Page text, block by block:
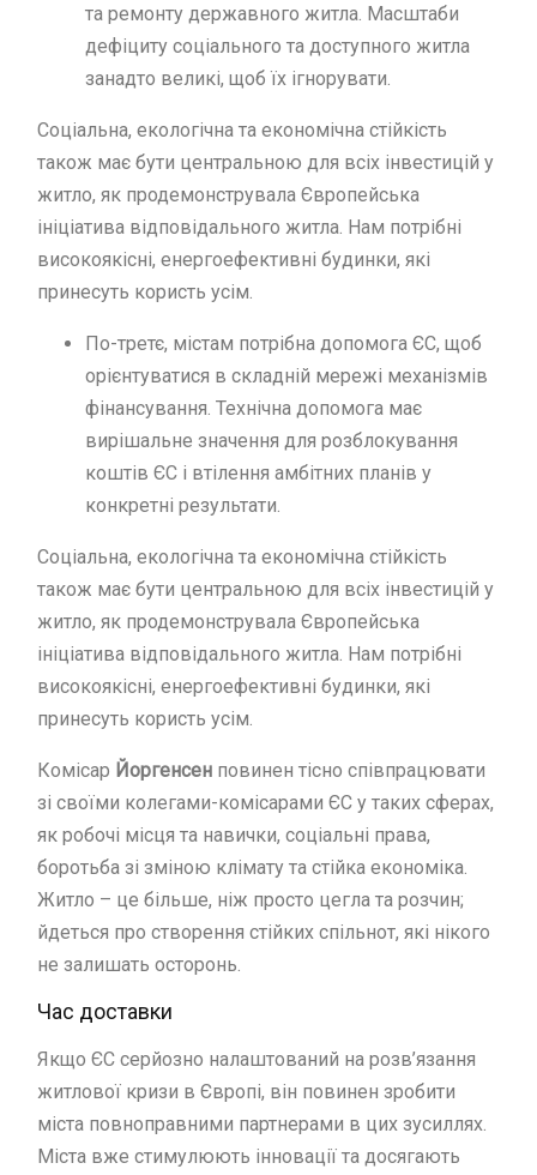
та ремонту державного житла. Масштаби
дефіциту соціального та доступного житла
занадто великі, щоб їх ігнорувати.
Соціальна, екологічна та економічна стійкість
також має бути центральною для всіх інвестицій у
житло, як продемонструвала Європейська
ініціатива відповідального житла. Нам потрібні
високоякісні, енергоефективні будинки, які
принесуть користь усім.
По-третє, містам потрібна допомога ЄС, щоб
орієнтуватися в складній мережі механізмів
фінансування. Технічна допомога має
вирішальне значення для розблокування
коштів ЄС і втілення амбітних планів у
конкретні результати.
Соціальна, екологічна та економічна стійкість
також має бути центральною для всіх інвестицій у
житло, як продемонструвала Європейська
ініціатива відповідального житла. Нам потрібні
високоякісні, енергоефективні будинки, які
принесуть користь усім.
Комісар Йоргенсен повинен тісно співпрацювати
зі своїми колегами-комісарами ЄС у таких сферах,
як робочі місця та навички, соціальні права,
боротьба зі зміною клімату та стійка економіка.
Житло – це більше, ніж просто цегла та розчин;
йдеться про створення стійких спільнот, які нікого
не залишать осторонь.
Час доставки
Якщо ЄС серйозно налаштований на розв’язання
житлової кризи в Європі, він повинен зробити
міста повноправними партнерами в цих зусиллях.
Міста вже стимулюють інновації та досягають